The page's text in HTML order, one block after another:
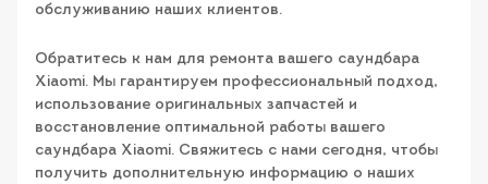
обслуживанию наших клиентов.
Обратитесь к нам для ремонта вашего саундбара
Xiaomi. Мы гарантируем профессиональный подход,
использование оригинальных запчастей и
восстановление оптимальной работы вашего
саундбара Xiaomi. Свяжитесь с нами сегодня, чтобы
получить дополнительную информацию о наших